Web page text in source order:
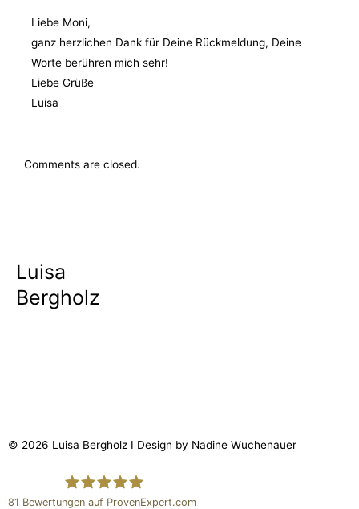
Liebe Moni,
ganz herzlichen Dank für Deine Rückmeldung, Deine
Worte berühren mich sehr!
Liebe Grüße
Luisa
Comments are closed.
Luisa
Bergholz
© 2026 Luisa Bergholz I Design by Nadine Wuchenauer
81 Bewertungen auf ProvenExpert.com